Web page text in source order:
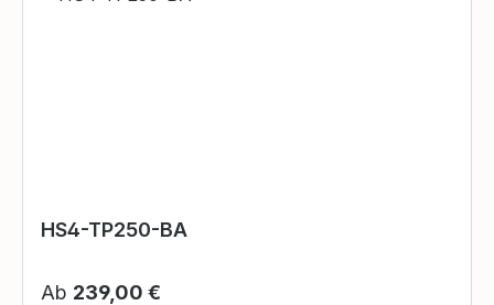
HS4-TP250-BA
Regulärer Preis:
Ab 239,00 €